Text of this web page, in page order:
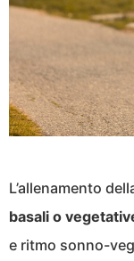
L’allenamento
basali o
e ritmo sonno-